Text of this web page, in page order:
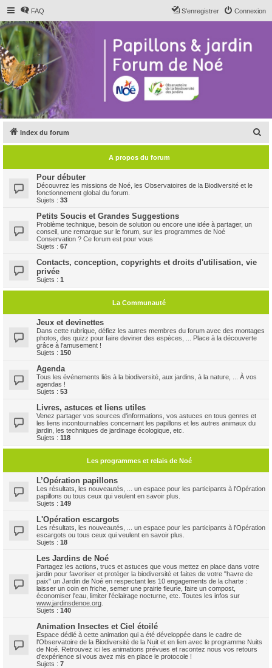
FAQ Connexion
S’enregistrer
Index du forum
e
A propos du forum
Pour débuter
Découvrez les missions de Noé, les Observatoires de la Biodiversité et le
fonctionnement global du forum.
Sujets : 33
Petits Soucis et Grandes Suggestions
Problème technique, besoin de solution ou encore une idée à partager, un
conseil, une remarque sur le forum, sur les programmes de Noé
Conservation ? Ce forum est pour vous
Sujets : 67
Contacts, conception, copyrights et droits d'utilisation, vie
privée
Sujets : 1
La Communauté
Jeux et devinettes
Dans cette rubrique, défiez les autres membres du forum avec des montages
photos, des quizz pour faire deviner des espèces, ... Place à la découverte
grâce à l'amusement !
Sujets : 150
Agenda
Tous les événements liés à la biodiversité, aux jardins, à la nature, ... À vos
agendas !
Sujets : 53
Livres, astuces et liens utiles
Venez partager vos sources d'informations, vos astuces en tous genres et
les liens incontournables concernant les papillons et les autres animaux du
jardin, les techniques de jardinage écologique, etc.
Sujets : 118
Les programmes et relais de Noé
L’Opération papillons
Les résultats, les nouveautés, ... un espace pour les participants à l'Opération
papillons ou tous ceux qui veulent en savoir plus.
Sujets : 149
L'Opération escargots
Les résultats, les nouveautés, ... un espace pour les participants à l'Opération
escargots ou tous ceux qui veulent en savoir plus.
Sujets : 18
Les Jardins de Noé
Partagez les actions, trucs et astuces que vous mettez en place dans votre
jardin pour favoriser et protéger la biodiversité et faites de votre "havre de
paix" un Jardin de Noé en respectant les 10 engagements de la charte :
laisser un coin en friche, semer une prairie fleurie, faire un compost,
économiser l'eau, limiter l'éclairage nocturne, etc. Toutes les infos sur
www.jardinsdenoe.org
Sujets : 140
Animation Insectes et Ciel étoilé
Espace dédié à cette animation qui a été développée dans le cadre de
l'Observatoire de la Biodiversité de la Nuit et en lien avec le programme Nuits
de Noé. Retrouvez ici les animations prévues et racontez nous vos retours
d'expérience si vous avez mis en place le protocole !
Sujets : 7